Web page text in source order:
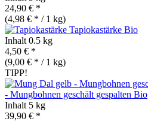
24,90 € *
(4,98 € * / 1 kg)
Tapiokastärke Bio
Inhalt 0.5 kg
4,50 € *
(9,00 € * / 1 kg)
TIPP!
- Mungbohnen geschält gespalten Bio
Inhalt 5 kg
39,90 € *